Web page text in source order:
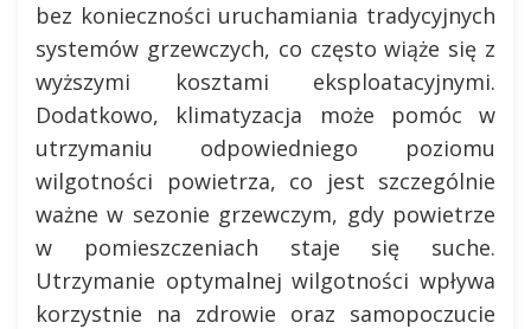
bez konieczności uruchamiania tradycyjnych
systemów grzewczych, co często wiąże się z
wyższymi kosztami eksploatacyjnymi.
Dodatkowo, klimatyzacja może pomóc w
utrzymaniu odpowiedniego poziomu
wilgotności powietrza, co jest szczególnie
ważne w sezonie grzewczym, gdy powietrze
w pomieszczeniach staje się suche.
Utrzymanie optymalnej wilgotności wpływa
korzystnie na zdrowie oraz samopoczucie